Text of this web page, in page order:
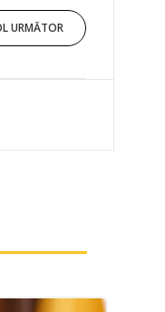
URMĂTOR